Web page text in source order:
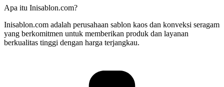
Apa itu Inisablon.com?
Inisablon.com adalah perusahaan sablon kaos dan konveksi seragam
yang berkomitmen untuk memberikan produk dan layanan
berkualitas tinggi dengan harga terjangkau.